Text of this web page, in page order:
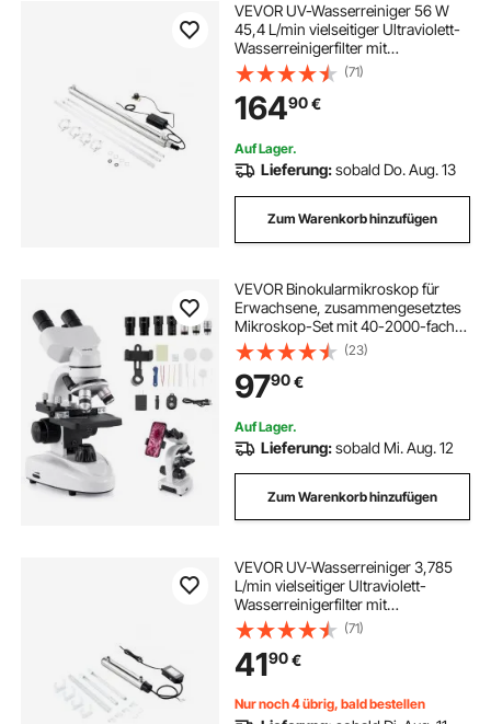
VEVOR UV-Wasserreiniger 56 W
45,4 L/min vielseitiger Ultraviolett-
Wasserreinigerfilter mit
Edelstahlgehäuse, UV-Wasserfilter
für das ganze Haus mit Quarzhülle,
geeignet zum
Duschen/Trinken/Reinigen
(71)
16490€
Auf Lager.
Lieferung:sobald Do. Aug. 13
Zum Warenkorb hinzufügen
VEVOR Binokularmikroskop für
Erwachsene, zusammengesetztes
Mikroskop-Set mit 40-2000-facher
Vergrößerung, Gehäuse aus
Aluminiumlegierung, inklusive LED-
Licht & Telefonhalterung, für Labor
Schule
(23)
9790€
Auf Lager.
Lieferung:sobald Mi. Aug. 12
Zum Warenkorb hinzufügen
VEVOR UV-Wasserreiniger 3,785
L/min vielseitiger Ultraviolett-
Wasserreinigerfilter mit
Edelstahlgehäuse, UV-Wasserfilter
für das ganze Haus mit Quarzhülle,
geeignet zum
Duschen/Trinken/Reinigen
(71)
4190€
Nur noch 4 übrig, bald bestellen